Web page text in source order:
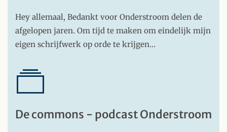
Hey allemaal, Bedankt voor Onderstroom delen de
afgelopen jaren. Om tijd te maken om eindelijk mijn
eigen schrijfwerk op orde te krijgen…
De commons - podcast Onderstroom